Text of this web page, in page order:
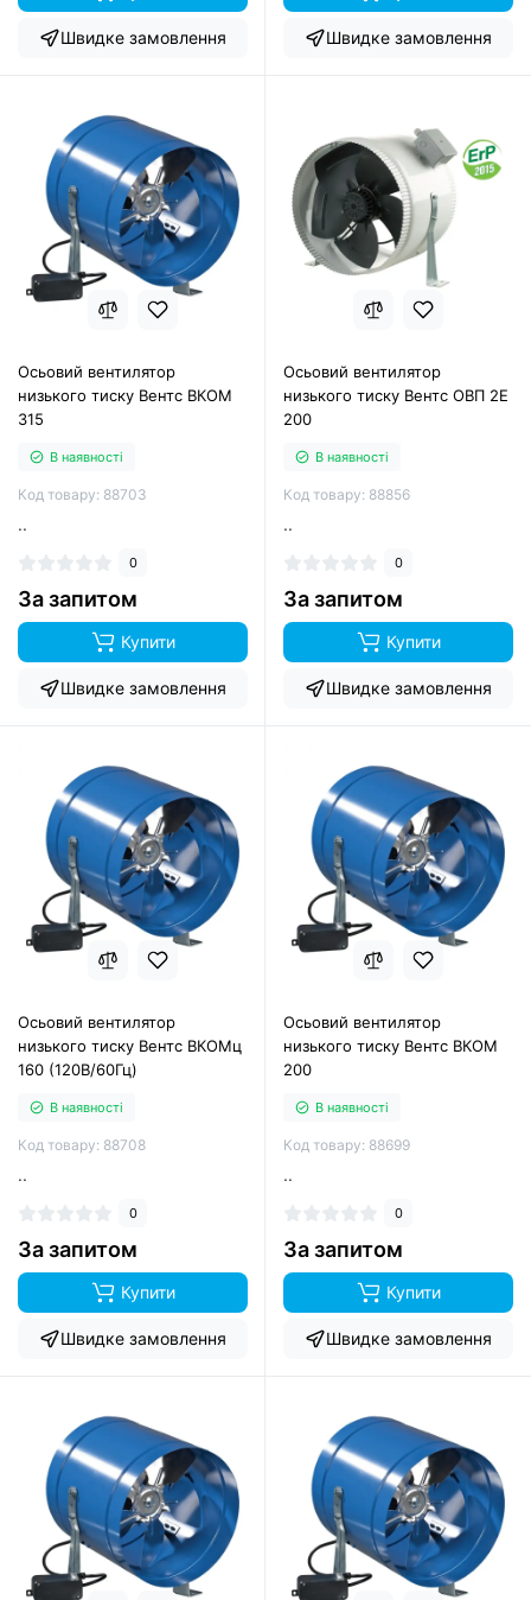
Швидке замовлення Швидке замовлення
Осьовий вентилятор
низького тиску Вентс ВКОМ
315
В наявності
Код товару: 88703
..
0
За запитом
Купити
Швидке замовлення
Осьовий вентилятор
низького тиску Вентс ОВП 2Е
200
В наявності
Код товару: 88856
..
0
За запитом
Купити
Швидке замовлення
Осьовий вентилятор
низького тиску Вентс ВКОМц
160 (120В/60Гц)
В наявності
Код товару: 88708
..
0
За запитом
Купити
Швидке замовлення
Осьовий вентилятор
низького тиску Вентс ВКОМ
200
В наявності
Код товару: 88699
..
0
За запитом
Купити
Швидке замовлення